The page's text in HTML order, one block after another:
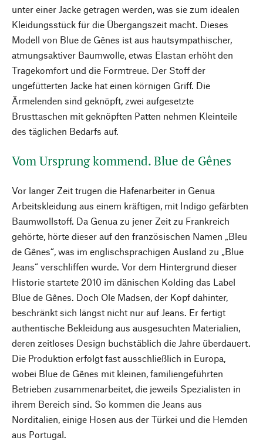
unter einer Jacke getragen werden, was sie zum idealen
Kleidungsstück für die Übergangszeit macht. Dieses
Modell von Blue de Gênes ist aus hautsympathischer,
atmungsaktiver Baumwolle, etwas Elastan erhöht den
Tragekomfort und die Formtreue. Der Stoff der
ungefütterten Jacke hat einen körnigen Griff. Die
Ärmelenden sind geknöpft, zwei aufgesetzte
Brusttaschen mit geknöpften Patten nehmen Kleinteile
des täglichen Bedarfs auf.
Vom Ursprung kommend. Blue de Gênes
Vor langer Zeit trugen die Hafenarbeiter in Genua
Arbeitskleidung aus einem kräftigen, mit Indigo gefärbten
Baumwollstoff. Da Genua zu jener Zeit zu Frankreich
gehörte, hörte dieser auf den französischen Namen „Bleu
de Gênes“, was im englischsprachigen Ausland zu „Blue
Jeans“ verschliffen wurde. Vor dem Hintergrund dieser
Historie startete 2010 im dänischen Kolding das Label
Blue de Gênes. Doch Ole Madsen, der Kopf dahinter,
beschränkt sich längst nicht nur auf Jeans. Er fertigt
authentische Bekleidung aus ausgesuchten Materialien,
deren zeitloses Design buchstäblich die Jahre überdauert.
Die Produktion erfolgt fast ausschließlich in Europa,
wobei Blue de Gênes mit kleinen, familiengeführten
Betrieben zusammenarbeitet, die jeweils Spezialisten in
ihrem Bereich sind. So kommen die Jeans aus
Norditalien, einige Hosen aus der Türkei und die Hemden
aus Portugal.